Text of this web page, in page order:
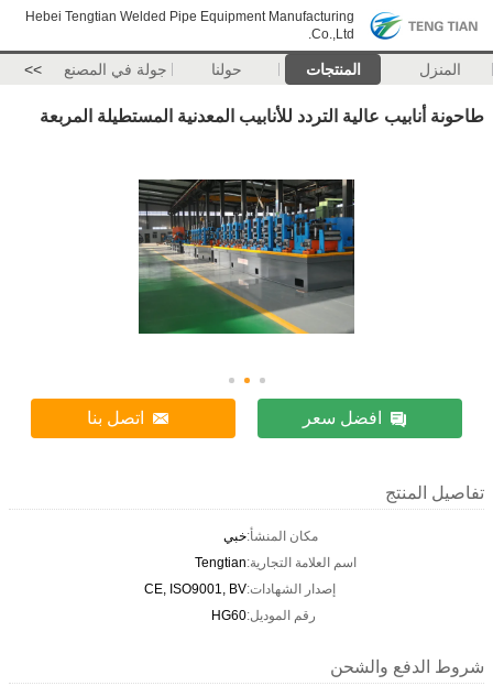
Hebei Tengtian Welded Pipe Equipment Manufacturing
Co.,Ltd.
المنزل المنتجات حولنا جولة في المصنع >>
طاحونة أنابيب عالية التردد للأنابيب المعدنية المستطيلة المربعة
افضل سعر اتصل بنا
تفاصيل المنتج
مكان المنشأ:خبي
اسم العلامة التجارية:Tengtian
إصدار الشهادات:CE, ISO9001, BV
رقم الموديل:HG60
شروط الدفع والشحن